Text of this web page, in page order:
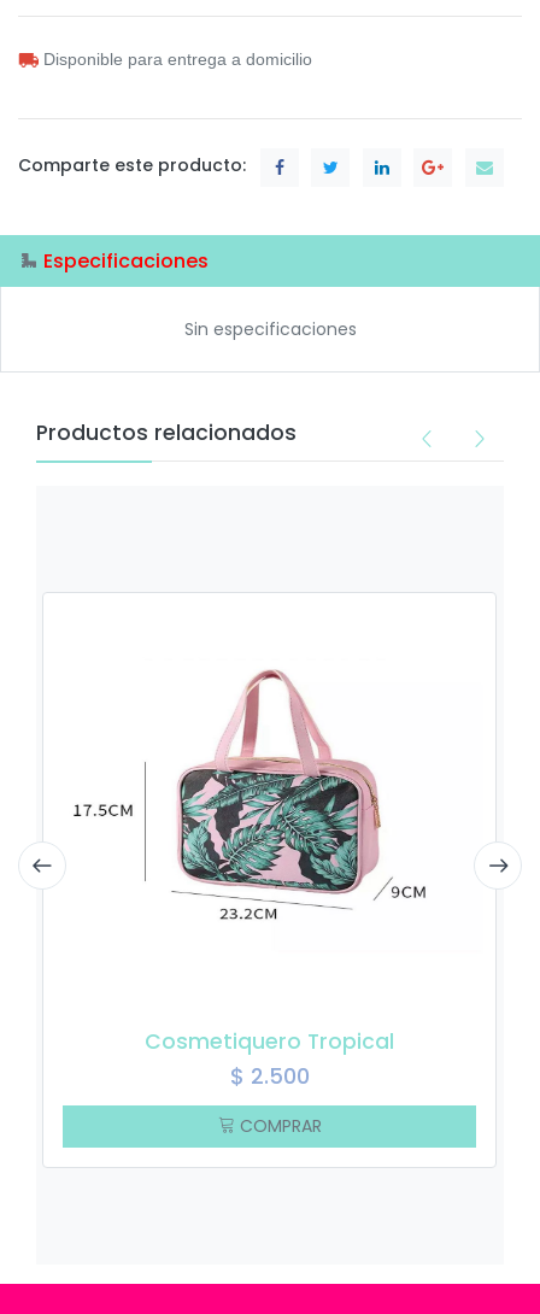
Disponible para entrega a domicilio
Comparte este producto:
Especificaciones
Sin especificaciones
Productos relacionados
Cosmetiquero Tropical
$ 2.500
COMPRAR